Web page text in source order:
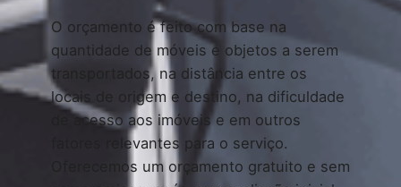
O orçamento é feito com base na
quantidade de móveis e objetos a serem
transportados, na distância entre os
locais de origem e destino, na dificuldade
de acesso aos imóveis e em outros
fatores relevantes para o serviço.
Oferecemos um orçamento gratuito e sem